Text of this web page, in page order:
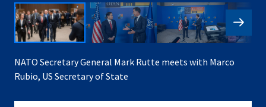
NATO Secretary General Mark Rutte meets with Marco
Rubio, US Secretary of State